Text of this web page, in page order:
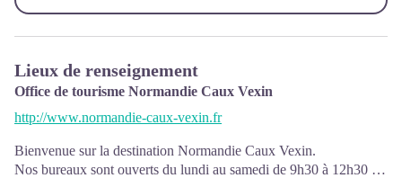
Lieux de renseignement
Office de tourisme Normandie Caux Vexin
http://www.normandie-caux-vexin.fr
Bienvenue sur la destination Normandie Caux Vexin.
Nos bureaux sont ouverts du lundi au samedi de 9h30 à 12h30 et